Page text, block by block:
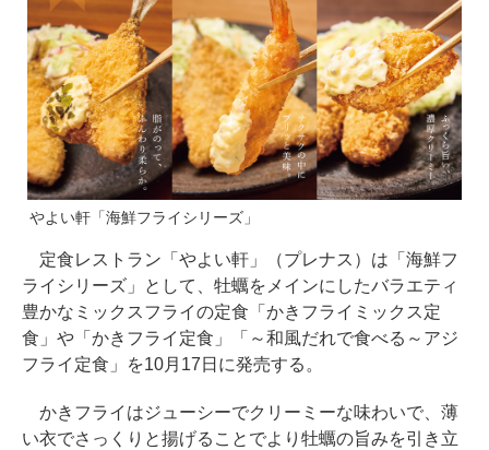
やよい軒「海鮮フライシリーズ」
定食レストラン「やよい軒」（プレナス）は「海鮮フ
ライシリーズ」として、牡蠣をメインにしたバラエティ
豊かなミックスフライの定食「かきフライミックス定
食」や「かきフライ定食」「～和風だれで食べる～アジ
フライ定食」を10月17日に発売する。
かきフライはジューシーでクリーミーな味わいで、薄
い衣でさっくりと揚げることでより牡蠣の旨みを引き立